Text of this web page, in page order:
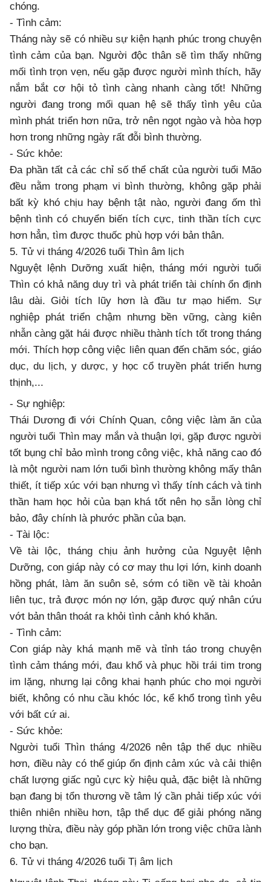
chóng.
- Tình cảm:
Tháng này sẽ có nhiều sự kiện hạnh phúc trong chuyện
tình cảm của bạn. Người độc thân sẽ tìm thấy những
mối tình trọn vẹn, nếu gặp được người mình thích, hãy
nắm bắt cơ hội tỏ tình càng nhanh càng tốt! Những
người đang trong mối quan hệ sẽ thấy tình yêu của
mình phát triển hơn nữa, trở nên ngọt ngào và hòa hợp
hơn trong những ngày rất đỗi bình thường.
- Sức khỏe:
Đa phần tất cả các chỉ số thể chất của người tuổi Mão
đều nằm trong phạm vi bình thường, không gặp phải
bất kỳ khó chịu hay bệnh tật nào, người đang ốm thì
bệnh tình có chuyển biến tích cực, tinh thần tích cực
hơn hẳn, tìm được thuốc phù hợp với bản thân.
5. Tử vi tháng 4/2026 tuổi Thìn âm lịch
Nguyệt lệnh Dưỡng xuất hiện, tháng mới người tuổi
Thìn có khả năng duy trì và phát triển tài chính ổn định
lâu dài. Giỏi tích lũy hơn là đầu tư mạo hiểm. Sự
nghiệp phát triển chậm nhưng bền vững, càng kiên
nhẫn càng gặt hái được nhiều thành tích tốt trong tháng
mới. Thích hợp công việc liên quan đến chăm sóc, giáo
dục, du lịch, y dược, y học cổ truyền phát triển hưng
thịnh,...
- Sự nghiệp:
Thái Dương đi với Chính Quan, công việc làm ăn của
người tuổi Thìn may mắn và thuận lợi, gặp được người
tốt bụng chỉ bảo mình trong công việc, khả năng cao đó
là một người nam lớn tuổi bình thường không mấy thân
thiết, ít tiếp xúc với bạn nhưng vì thấy tính cách và tinh
thần ham học hỏi của bạn khá tốt nên họ sẵn lòng chỉ
bảo, đây chính là phước phần của bạn.
- Tài lộc:
Về tài lộc, tháng chịu ảnh hưởng của Nguyệt lệnh
Dưỡng, con giáp này có cơ may thu lợi lớn, kinh doanh
hồng phát, làm ăn suôn sẻ, sớm có tiền về tài khoản
liên tục, trả được món nợ lớn, gặp được quý nhân cứu
vớt bản thân thoát ra khỏi tình cảnh khó khăn.
- Tình cảm:
Con giáp này khá mạnh mẽ và tỉnh táo trong chuyện
tình cảm tháng mới, đau khổ và phục hồi trái tim trong
im lặng, nhưng lại công khai hạnh phúc cho mọi người
biết, không có nhu cầu khóc lóc, kể khổ trong tình yêu
với bất cứ ai.
- Sức khỏe:
Người tuổi Thìn tháng 4/2026 nên tập thể dục nhiều
hơn, điều này có thể giúp ổn định cảm xúc và cải thiện
chất lượng giấc ngủ cực kỳ hiệu quả, đặc biệt là những
bạn đang bị tổn thương về tâm lý cần phải tiếp xúc với
thiên nhiên nhiều hơn, tập thể dục để giải phóng năng
lượng thừa, điều này góp phần lớn trong việc chữa lành
cho bạn.
6. Tử vi tháng 4/2026 tuổi Tị âm lịch